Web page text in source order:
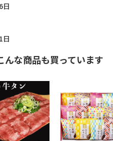
日
日
んな商品も買っています